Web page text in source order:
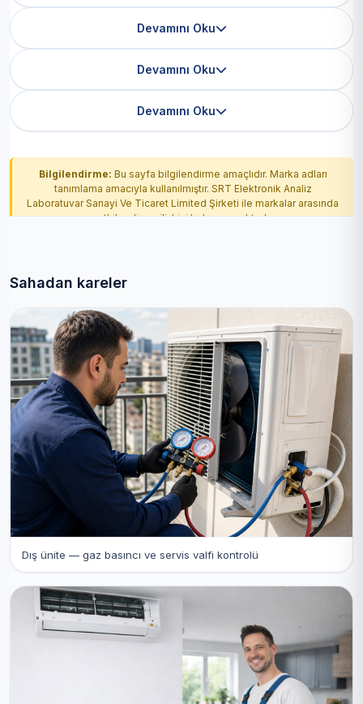
Devamını Oku
Devamını Oku
Devamını Oku
Bilgilendirme: Bu sayfa bilgilendirme amaçlıdır. Marka adları
tanımlama amacıyla kullanılmıştır. SRT Elektronik Analiz
Laboratuvar Sanayi Ve Ticaret Limited Şirketi ile markalar arasında
yetkilendirme ilişkisi bulunmamaktadır.
Sahadan kareler
Dış ünite — gaz basıncı ve servis valfi kontrolü